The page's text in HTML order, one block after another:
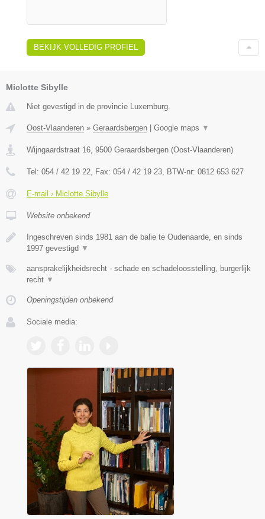
BEKIJK VOLLEDIG PROFIEL
Miclotte Sibylle
Niet gevestigd in de provincie Luxemburg.
Oost-Vlaanderen » Geraardsbergen Google maps ▼
Wijngaardstraat 16 9500 Geraardsbergen (Oost-Vlaanderen)
Tel: 054 / 42 19 22 , Fax: 054 / 42 19 23 , BTW-nr: 0812 653 627
E-mail › Miclotte Sibylle
Website onbekend
Ingeschreven sinds 1981 aan de balie te Oudenaarde, en sinds
1997 gevestigd ▼
aansprakelijkheidsrecht - schade en schadeloosstelling, burgerlijk
recht ▼
Openingstijden onbekend
Sociale media: